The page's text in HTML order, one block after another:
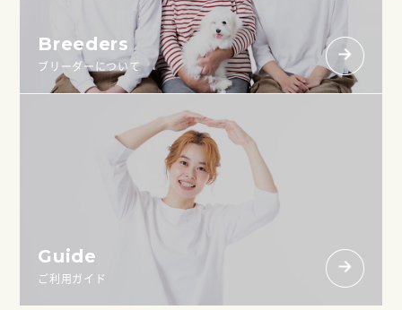
Breeders
ブリーダーについて
Guide
ご利用ガイド